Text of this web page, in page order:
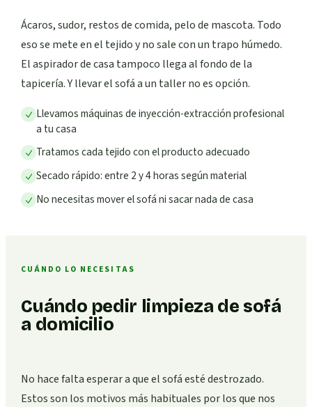
Ácaros, sudor, restos de comida, pelo de mascota. Todo
eso se mete en el tejido y no sale con un trapo húmedo.
El aspirador de casa tampoco llega al fondo de la
tapicería. Y llevar el sofá a un taller no es opción.
Llevamos máquinas de inyección-extracción profesional
a tu casa
Tratamos cada tejido con el producto adecuado
Secado rápido: entre 2 y 4 horas según material
No necesitas mover el sofá ni sacar nada de casa
CUÁNDO LO NECESITAS
Cuándo pedir limpieza de sofá
a domicilio
No hace falta esperar a que el sofá esté destrozado.
Estos son los motivos más habituales por los que nos